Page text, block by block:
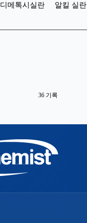
메톡시실란 알킬 실란
36 기록